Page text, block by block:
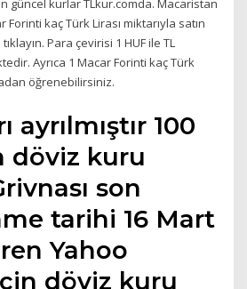
güncel kurlar TLkur.comda. Macaristan
kaç Türk Lirası miktarıyla satın
Para çevirisi 1 HUF ile TL
Ayrıca 1 Macar Forinti kaç Türk
öğrenebilirsiniz.
ayrılmıştır 100
döviz kuru
son
tarihi 16 Mart
Yahoo
döviz kuru